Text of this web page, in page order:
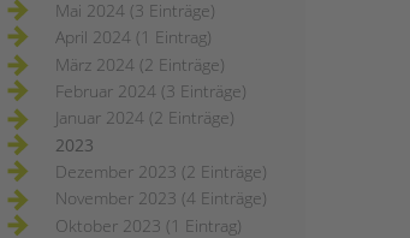
Mai 2024 (3 Einträge)
April 2024 (1 Eintrag)
März 2024 (2 Einträge)
Februar 2024 (3 Einträge)
Januar 2024 (2 Einträge)
2023
Dezember 2023 (2 Einträge)
November 2023 (4 Einträge)
Oktober 2023 (1 Eintrag)